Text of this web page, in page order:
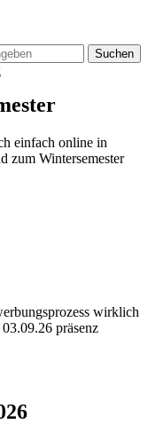
Suchen
einfach online in
zum Wintersemester
wirklich
präsenz